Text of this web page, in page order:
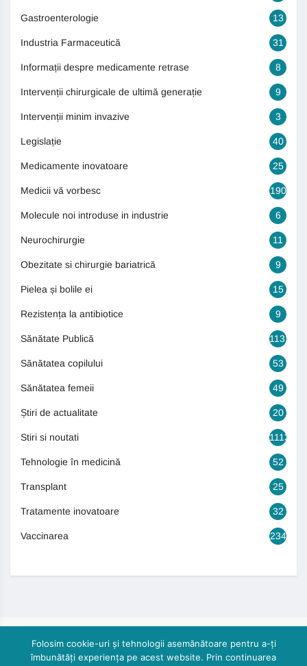
Gastroenterologie 13
Industria Farmaceutică 31
Informații despre medicamente retrase 8
Intervenții chirurgicale de ultimă generație 9
Intervenții minim invazive 3
Legislație 40
Medicamente inovatoare 25
Medicii vă vorbesc 190
Molecule noi introduse in industrie 6
Neurochirurgie 11
Obezitate si chirurgie bariatrică 9
Pielea și bolile ei 15
Rezistența la antibiotice 9
Sănătate Publică 1131
Sănătatea copilului 53
Sănătatea femeii 49
Știri de actualitate 20
Stiri si noutati 1113
Tehnologie în medicină 52
Transplant 25
Tratamente inovatoare 32
Vaccinarea 234
Folosim cookie-uri și tehnologii asemănătoare pentru a-ți
îmbunătăți experiența pe acest website. Prin continuarea